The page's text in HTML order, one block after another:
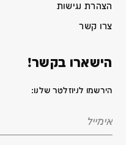
הצהרת נגישות
צרו קשר
הישארו בקשר!
הירשמו לניוזלטר שלנו: